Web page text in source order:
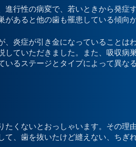
進行性の病変で、若いときから発症
あると他の歯も罹患している傾向が
、炎症が引き金になっていることは
していただきました。また、吸収病
いるステージとタイプによって異な
たくないとおっしゃいます。その理
て、歯を抜いたけど縫えない、ちぎ